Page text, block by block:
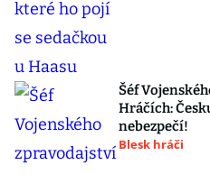
Šéf
Hráčích:
nebezpečí!
Blesk hráči